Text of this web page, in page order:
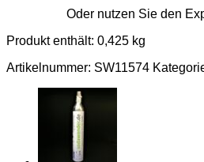
Kohlensäure
für
ca.
60L
Menge
Oder nutzen Sie den
Produkt enthält: 0,425 kg
Artikelnummer: SW11574